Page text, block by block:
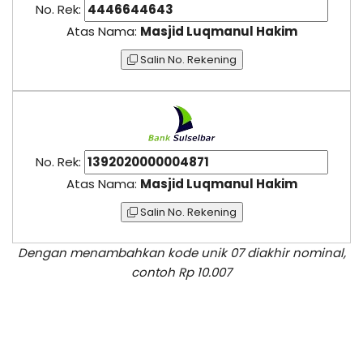
No. Rek:
Atas Nama: Masjid Luqmanul Hakim
Salin No. Rekening
No. Rek:
Atas Nama: Masjid Luqmanul Hakim
Salin No. Rekening
Dengan menambahkan kode unik 07 diakhir nominal,
contoh Rp 10.007